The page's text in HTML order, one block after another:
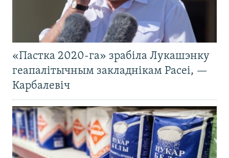
«Пастка 2020-га» зрабіла Лукашэнку
геапалітычным закладнікам Расеі, —
Карбалевіч